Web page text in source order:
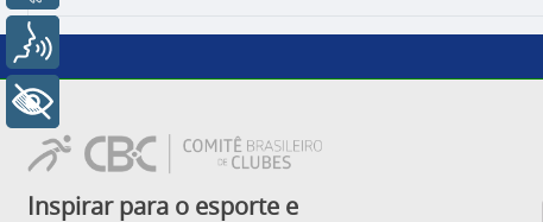
Inspirar para o esporte e